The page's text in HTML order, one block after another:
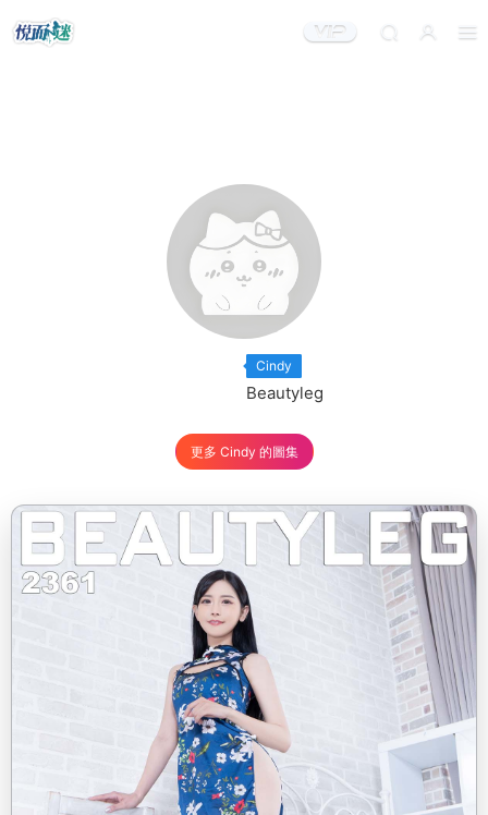
Cindy
Beautyleg
更多 Cindy 的圖集